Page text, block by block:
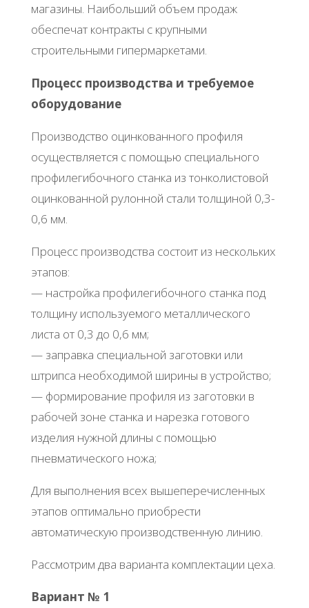
магазины. Наибольший объем продаж
обеспечат контракты с крупными
строительными гипермаркетами.
Процесс производства и требуемое
оборудование
Производство оцинкованного профиля
осуществляется с помощью специального
профилегибочного станка из тонколистовой
оцинкованной рулонной стали толщиной 0,3-
0,6 мм.
Процесс производства состоит из нескольких
этапов:
— настройка профилегибочного станка под
толщину используемого металлического
листа от 0,3 до 0,6 мм;
— заправка специальной заготовки или
штрипса необходимой ширины в устройство;
— формирование профиля из заготовки в
рабочей зоне станка и нарезка готового
изделия нужной длины с помощью
пневматического ножа;
Для выполнения всех вышеперечисленных
этапов оптимально приобрести
автоматическую производственную линию.
Рассмотрим два варианта комплектации цеха.
Вариант № 1